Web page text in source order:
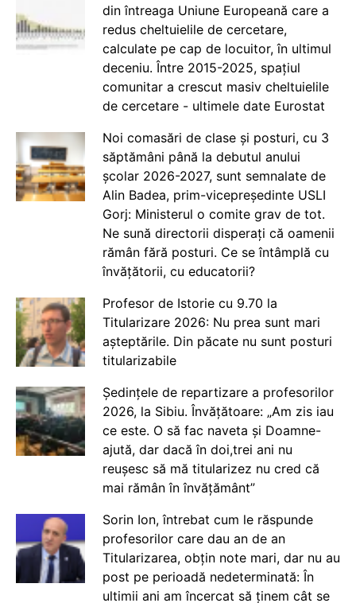
din întreaga Uniune Europeană care a
redus cheltuielile de cercetare,
calculate pe cap de locuitor, în ultimul
deceniu. Între 2015-2025, spațiul
comunitar a crescut masiv cheltuielile
de cercetare - ultimele date Eurostat
Noi comasări de clase și posturi, cu 3
săptămâni până la debutul anului
școlar 2026-2027, sunt semnalate de
Alin Badea, prim-vicepreședinte USLI
Gorj: Ministerul o comite grav de tot.
Ne sună directorii disperați că oamenii
rămân fără posturi. Ce se întâmplă cu
învățătorii, cu educatorii?
Profesor de Istorie cu 9.70 la
Titularizare 2026: Nu prea sunt mari
așteptările. Din păcate nu sunt posturi
titularizabile
Ședințele de repartizare a profesorilor
2026, la Sibiu. Învățătoare: „Am zis iau
ce este. O să fac naveta și Doamne-
ajută, dar dacă în doi,trei ani nu
reușesc să mă titularizez nu cred că
mai rămân în învățământ”
Sorin Ion, întrebat cum le răspunde
profesorilor care dau an de an
Titularizarea, obțin note mari, dar nu au
post pe perioadă nedeterminată: În
ultimii ani am încercat să ținem cât se